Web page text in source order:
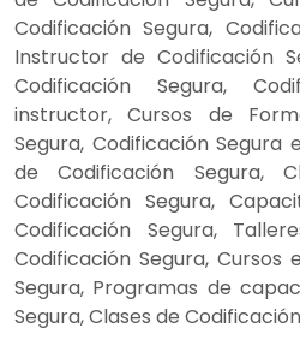
Codificación Segura,
Instructor de Codificación
Codificación Segura,
instructor, Cursos de
Segura, Codificación Segura
de Codificación Segura,
Codificación Segura,
Codificación Segura,
Codificación Segura, Cursos
Segura, Programas de
Segura, Clases de